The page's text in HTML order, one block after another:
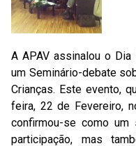
A APAV assinalou o
um Seminário-debate
Crianças. Este evento,
feira, 22 de Fevereiro,
confirmou-se como
participação, mas